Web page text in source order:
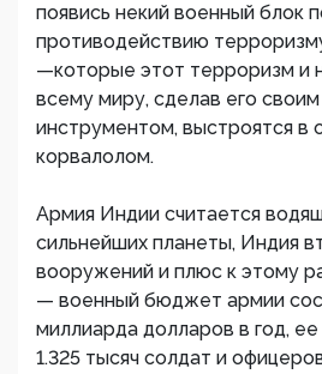
появись некий военный блок
противодействию
—которые этот терроризм и
всему миру, сделав его
инструментом, выстроятся в
корвалолом.
Армия Индии считается
сильнейших планеты, Индия
вооружений и плюс к этому
— военный бюджет армии
миллиарда долларов в год,
1.325 тысяч солдат и